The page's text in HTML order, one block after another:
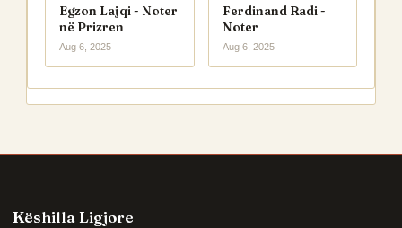
Egzon Lajqi - Noter
në Prizren
Aug 6, 2025
Ferdinand Radi -
Noter
Aug 6, 2025
Këshilla Ligjore